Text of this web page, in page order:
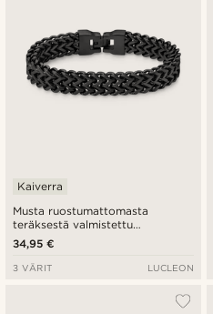
Musta ruostumattomasta
teräksestä valmistettu
ketunhäntä ranneketju
Kaiverra
34,95 €
3 VÄRIT LUCLEON